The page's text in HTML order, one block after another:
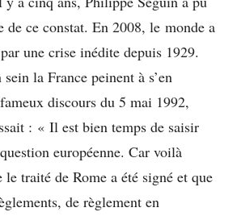
de ce constat. En 2008, le monde a
une crise inédite depuis 1929.
la France peinent à s’en
discours du 5 mai 1992,
: « Il est bien temps de saisir
européenne. Car voilà
le traité de Rome a été signé et que
de règlement en